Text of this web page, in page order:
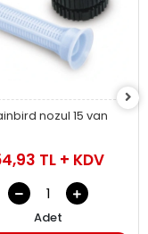
nozul 15 van
TL + KDV
Adet